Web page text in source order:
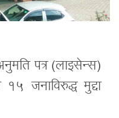
पत्र (लाइसेन्स)
१५ जनाविरुद्ध मुद्दा